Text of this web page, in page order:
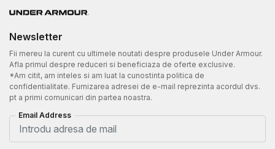
Newsletter
Fii mereu la curent cu ultimele noutati despre produsele Under Armour.
Afla primul despre reduceri si beneficiaza de oferte exclusive.
*Am citit, am inteles si am luat la cunostinta politica de
confidentialitate. Furnizarea adresei de e-mail reprezinta acordul dvs.
pt a primi comunicari din partea noastra.
Email Address